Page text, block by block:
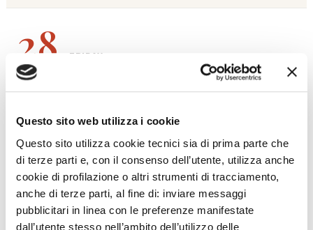
Questo sito web utilizza i cookie
Questo sito utilizza cookie tecnici sia di prima parte che
di terze parti e, con il consenso dell’utente, utilizza anche
cookie di profilazione o altri strumenti di tracciamento,
anche di terze parti, al fine di: inviare messaggi
pubblicitari in linea con le preferenze manifestate
dall’utente stesso nell’ambito dell’utilizzo delle
28 FRIDAY
19:00
OPERA 2025/ 26
L'elisir d'amore
Malibran Theatre